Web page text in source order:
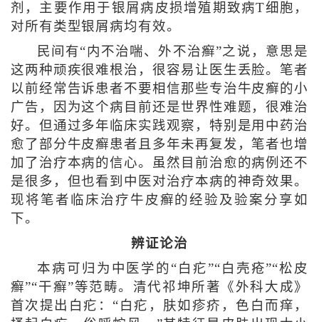
剂，主要作用于银屑病皮损增殖期致病T细胞，
对所有类型银屑病均有效。
民间有“内不治喘、外不治癣”之说，意思是
这两种顽疾很难根治，很容易让医生丢脸。笔者
以前经常告诉患者不要相信那些专治牛皮癣的小
广告，因为这个病目前还是世界性难题，很难治
好。但通过多年临床实践观察，特别是用中药治
愈了部分牛皮癣患者且多年未再复发，笔者也增
加了治疗本病的信心。虽然目前治愈的病例还不
是很多，但也看到中医对治疗本病的神奇效果。
现将笔者临床治疗牛皮癣的经验及验案分享如
下。
辨证论治
本病可归为中医学的“白疕”“白壳疮”“松皮
癣”“干癣”等范畴。清代祁坤所著《外科大成》
首次提出白疕：“白疕，肤如疹疥，色白而痒，